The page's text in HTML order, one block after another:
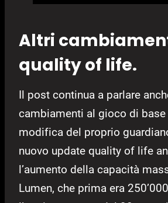
Altri
quality of life.
Il post continua a parlare
cambiamenti al gioco di
modifica del proprio
nuovo update quality of life
l’aumento della capacità
Lumen, che prima era